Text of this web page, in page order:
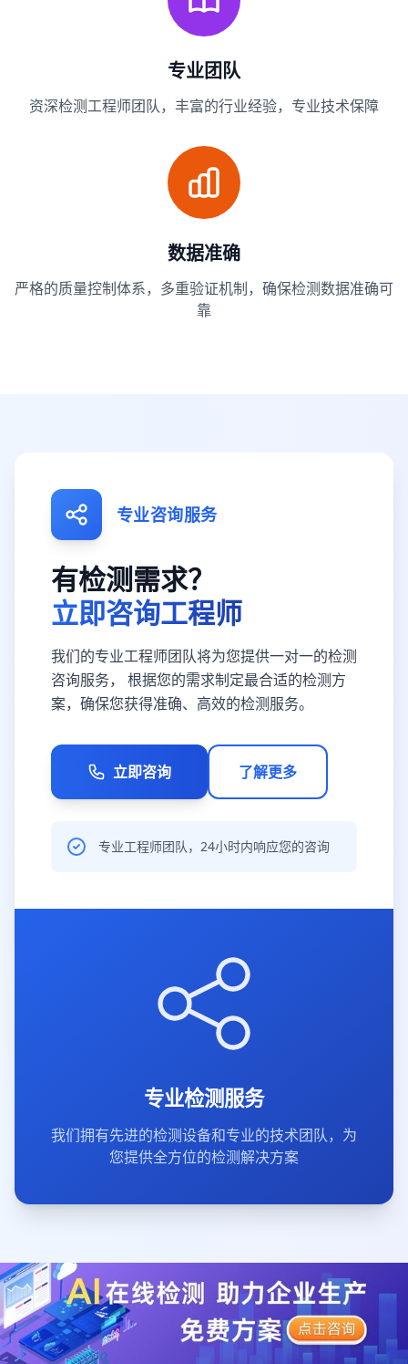
专业团队
资深检测工程师团队，丰富的行业经验，专业技术保障
数据准确
严格的质量控制体系，多重验证机制，确保检测数据准确可
靠
专业咨询服务
有检测需求？
立即咨询工程师
我们的专业工程师团队将为您提供一对一的检测
咨询服务， 根据您的需求制定最合适的检测方
案，确保您获得准确、高效的检测服务。
立即咨询 了解更多
专业工程师团队，24小时内响应您的咨询
专业检测服务
我们拥有先进的检测设备和专业的技术团队，为
您提供全方位的检测解决方案